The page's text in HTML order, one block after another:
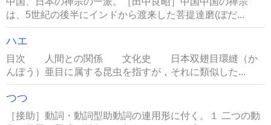
は、5世紀の後半にインドから渡来した菩提達磨(ぼだ...
ハエ
目次 人間との関係 文化史 日本双翅目環縫（か
んぽう）亜目に属する昆虫を指すが，それに類似した...
つつ
［接助］動詞・動詞型助動詞の連用形に付く。１ 二つの動